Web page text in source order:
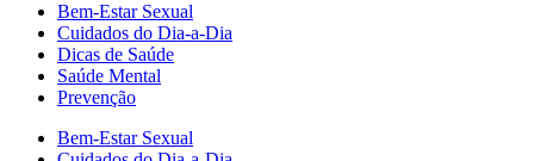
Bem-Estar Sexual
Cuidados do Dia-a-Dia
Dicas de Saúde
Saúde Mental
Prevenção
Bem-Estar Sexual